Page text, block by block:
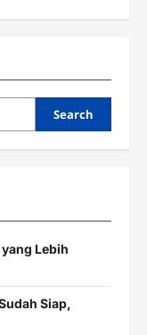
Search
Lebih
Siap,